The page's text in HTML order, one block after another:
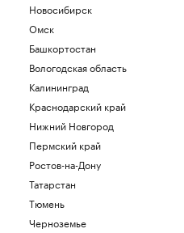
Новосибирск
Омск
Башкортостан
Вологодская область
Калининград
Краснодарский край
Нижний Новгород
Пермский край
Ростов-на-Дону
Татарстан
Тюмень
Черноземье